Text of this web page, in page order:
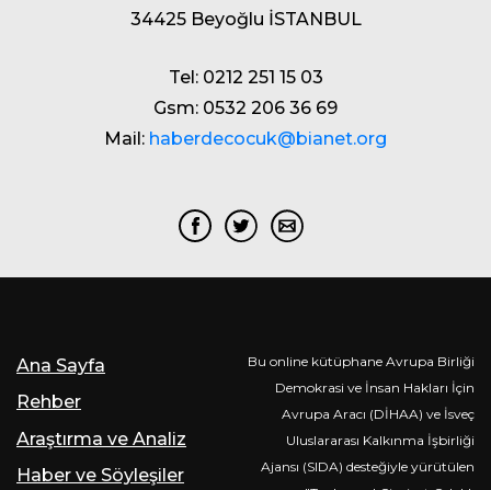
34425 Beyoğlu İSTANBUL
Tel: 0212 251 15 03
Gsm: 0532 206 36 69
Mail: haberdecocuk@bianet.org
Ana Sayfa
Rehber
Araştırma ve Analiz
Haber ve Söyleşiler
Bu online kütüphane Avrupa Birliği
Demokrasi ve İnsan Hakları İçin
Avrupa Aracı (DİHAA) ve İsveç
Uluslararası Kalkınma İşbirliği
Ajansı (SIDA) desteğiyle yürütülen